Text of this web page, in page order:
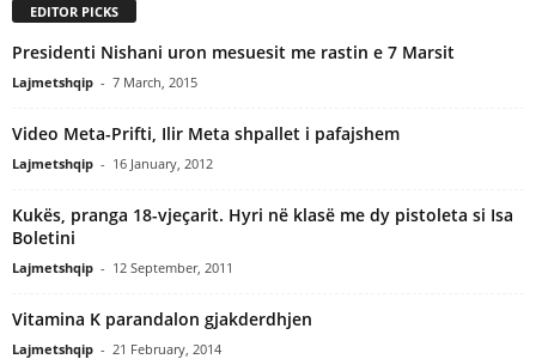
EDITOR PICKS
Presidenti Nishani uron mesuesit me rastin e 7 Marsit
Lajmetshqip - 7 March, 2015
Video Meta-Prifti, Ilir Meta shpallet i pafajshem
Lajmetshqip - 16 January, 2012
Kukës, pranga 18-vjeçarit. Hyri në klasë me dy pistoleta si Isa
Boletini
Lajmetshqip - 12 September, 2011
Vitamina K parandalon gjakderdhjen
Lajmetshqip - 21 February, 2014